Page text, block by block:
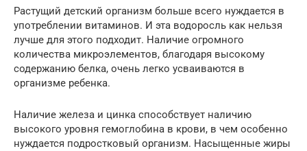
Растущий детский организм больше всего нуждается в
употреблении витаминов. И эта водоросль как нельзя
лучше для этого подходит. Наличие огромного
количества микроэлементов, благодаря высокому
содержанию белка, очень легко усваиваются в
организме ребенка.
Наличие железа и цинка способствует наличию
высокого уровня гемоглобина в крови, в чем особенно
нуждается подростковый организм. Насыщенные жиры